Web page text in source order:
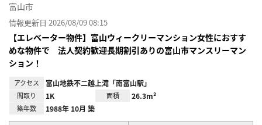
富山市
情報更新日 2026/08/09 08:15
【エレベーター物件】富山ウィークリーマンション女性におすす
めな物件で 法人契約歓迎長期割引ありの富山市マンスリーマン
ション！
アクセス 富山地鉄不二越上滝「南富山駅」
間取り 1K 面積 26.3m²
築年数 1988年 10月 築